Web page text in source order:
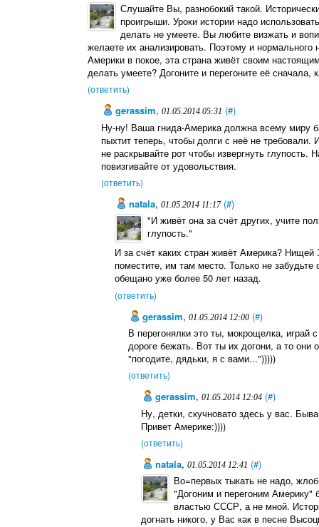
Слушайте Вы, разнобокий такой.
проигрыши. Уроки истории надо
делать не умеете. Вы любите визжать и
желаете их анализировать. Поэтому и
Америки в покое, эта страна живёт своим
делать умеете? Догоните и перегоните её сначала,
(ответить)
gerassim,01.05.2014 05:31 (#)
Ну-ну! Ваша гнида-Америка должна всему миру
пыхтит теперь, чтобы долги с неё не
не раскрывайте рот чтобы извергнуть
повизгивайте от удовольствия.
(ответить)
natala,01.05.2014 11:17 (#)
"И живёт она за счёт других, учите
глупость."
И за счёт каких стран живёт Америка?
поместите, им там место. Только не
обещано уже более 50 лет назад.
(ответить)
gerassim, 01.05.2014 12:00 (#)
В перегонялки это ты, мокрощелка,
дороге бежать. Вот ты их догони, а то
"погодите, дядьки, я с вами...")))))
(ответить)
gerassim, 01.05.2014 12:04 (#)
Ну, детки, скучновато здесь у вас.
Привет Америке:))))
(ответить)
natala, 01.05.2014 12:41 (#)
Во=первых тыкать не надо,
"Догоним и перегоним Америку"
властью СССР, а не мной.
догнать никого, у Вас как в песне